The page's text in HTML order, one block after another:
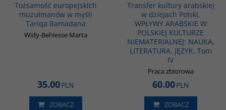
Tożsamość europejskich
muzułmanów w myśli
Tariqa Ramadana
Widy-Behiesse Marta
35.00PLN
ZOBACZ
Transfer kultury arabskiej
w dziejach Polski.
WPŁYWY ARABSKIE W
POLSKIEJ KULTURZE
NIEMATERIALNEJ: NAUKA,
LITERATURA, JĘZYK. Tom
IV
Praca zbiorowa
60.00PLN
ZOBACZ